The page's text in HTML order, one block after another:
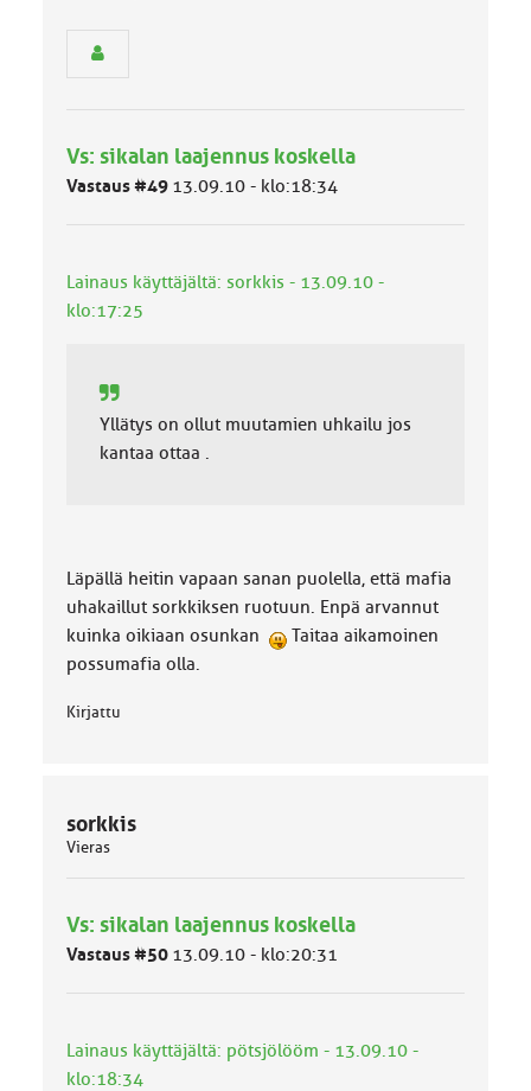
o
k
Vs: sikalan laajennus koskella
Vastaus #49 13.09.10 - klo:18:34
Lainaus käyttäjältä: sorkkis - 13.09.10 -
klo:17:25
Yllätys on ollut muutamien uhkailu jos
kantaa ottaa .
Läpällä heitin vapaan sanan puolella, että mafia
uhakaillut sorkkiksen ruotuun. Enpä arvannut
kuinka oikiaan osunkan
Taitaa aikamoinen
possumafia olla.
Kirjattu
sorkkis
Vieras
Vs: sikalan laajennus koskella
Vastaus #50 13.09.10 - klo:20:31
Lainaus käyttäjältä: pötsjölööm - 13.09.10 -
klo:18:34